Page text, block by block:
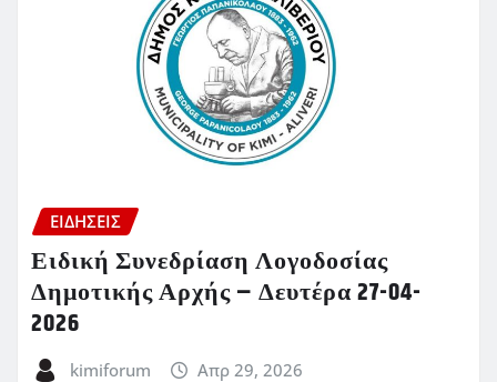
ΕΙΔΗΣΕΙΣ
Ειδική Συνεδρίαση Λογοδοσίας
Δημοτικής Αρχής – Δευτέρα 27-04-
2026
kimiforum Απρ 29, 2026